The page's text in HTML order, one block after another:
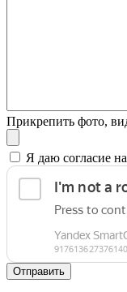
Прикрепить фото,
Я даю согласие на
Отправить